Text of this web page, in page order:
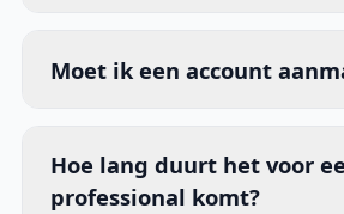
Moet ik een account
Hoe lang duurt het voor
professional komt?